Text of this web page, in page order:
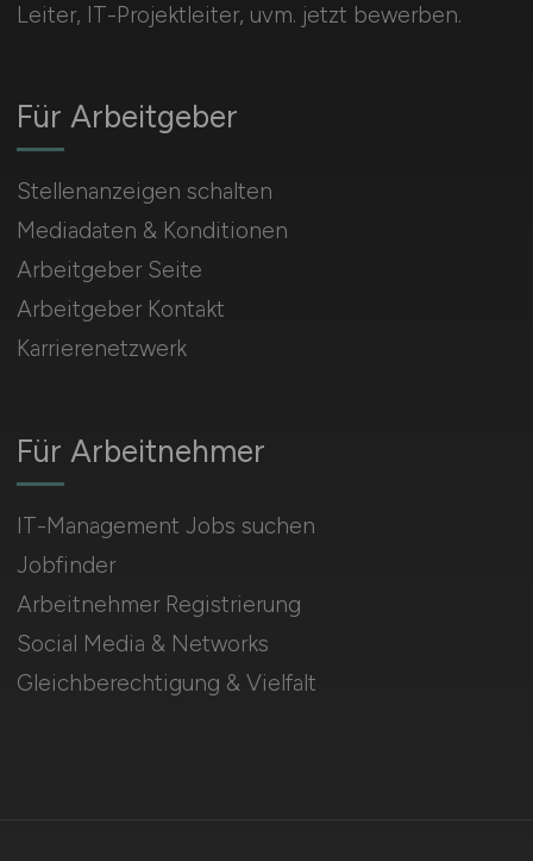
Leiter, IT-Projektleiter, uvm. jetzt bewerben.
Für Arbeitnehmer
IT-Management Jobs suchen
Jobfinder
Arbeitnehmer Registrierung
Social Media & Networks
Gleichberechtigung & Vielfalt
Für Arbeitgeber
Stellenanzeigen schalten
Mediadaten & Konditionen
Arbeitgeber Seite
Arbeitgeber Kontakt
Karrierenetzwerk